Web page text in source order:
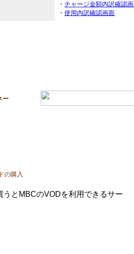
・ チャージ金額内訳確認
・ 使用内訳確認画面
ー
の購入
とMBCのVODを利用できるサー